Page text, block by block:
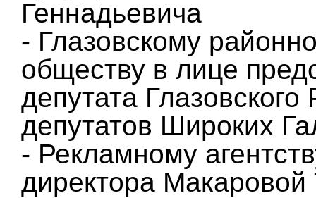
Геннадьевича
- Глазовскому
обществу в лице
депутата
депутатов Широких
- Рекламному
директора